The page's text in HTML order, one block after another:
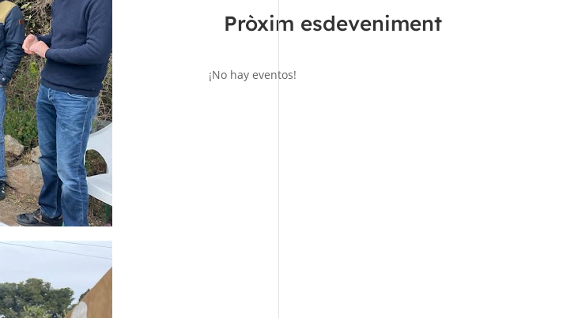
Pròxim esdeveniment
¡No hay eventos!